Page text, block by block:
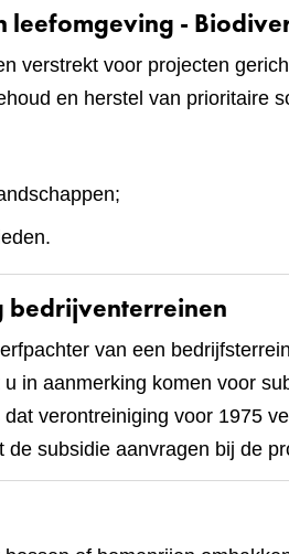
leefomgeving -
verstrekt voor projecten
en herstel van prioritaire
bedrijventerreinen
van een
in aanmerking komen voor
verontreiniging voor 1975
de subsidie aanvragen bij de